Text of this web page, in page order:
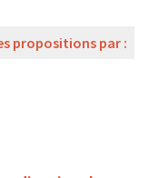
propositions par :